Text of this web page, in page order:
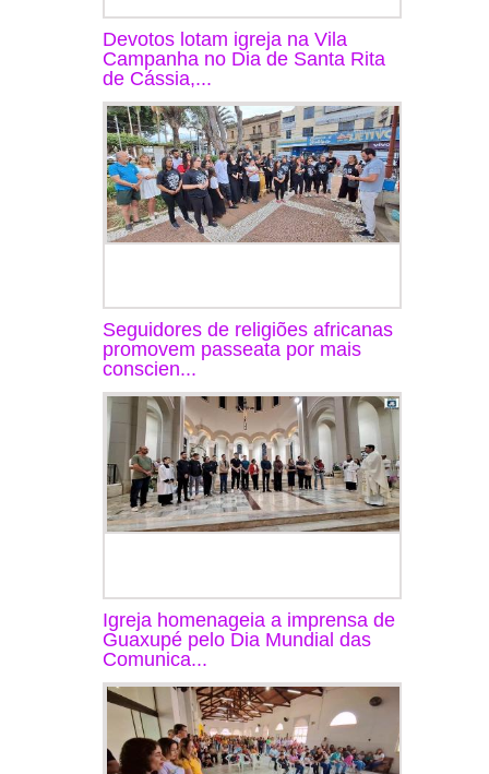
Devotos lotam igreja na Vila
Campanha no Dia de Santa Rita
de Cássia,...
Seguidores de religiões africanas
promovem passeata por mais
conscien...
Igreja homenageia a imprensa de
Guaxupé pelo Dia Mundial das
Comunica...